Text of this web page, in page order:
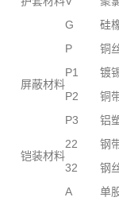
G
硅
屏蔽材料
P
铜
P1
镀
P2
铜
P3
铝
铠装材料
22
钢
32
钢
A
单